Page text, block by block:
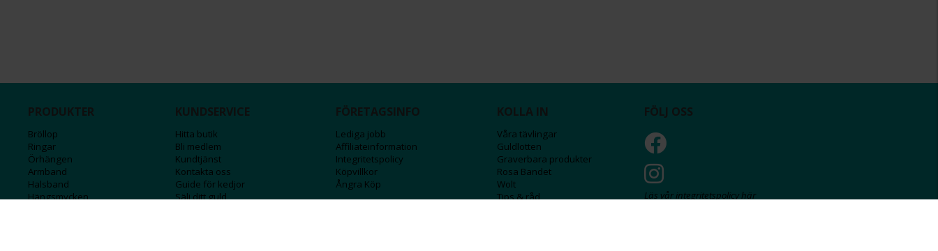
PRODUKTER
Bröllop
Ringar
Örhängen
Armband
Halsband
Hängsmycken
KUNDSERVICE
Hitta butik
Bli medlem
Kundtjänst
Kontakta oss
Guide för kedjor
Sälj ditt guld
FÖRETAGSINFO
Lediga jobb
Affiliateinformation
Integritetspolicy
Köpvillkor
Ångra Köp
KOLLA IN
Våra tävlingar
Guldlotten
Graverbara produkter
Rosa Bandet
Wolt
Tips & råd
FÖLJ OSS
Läs vår integritetspolicy här